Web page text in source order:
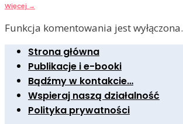
Więcej →
Funkcja komentowania jest wyłączona.
Strona główna
Publikacje i e-booki
Bądźmy w kontakcie…
Wspieraj naszą działalność
Polityka prywatności